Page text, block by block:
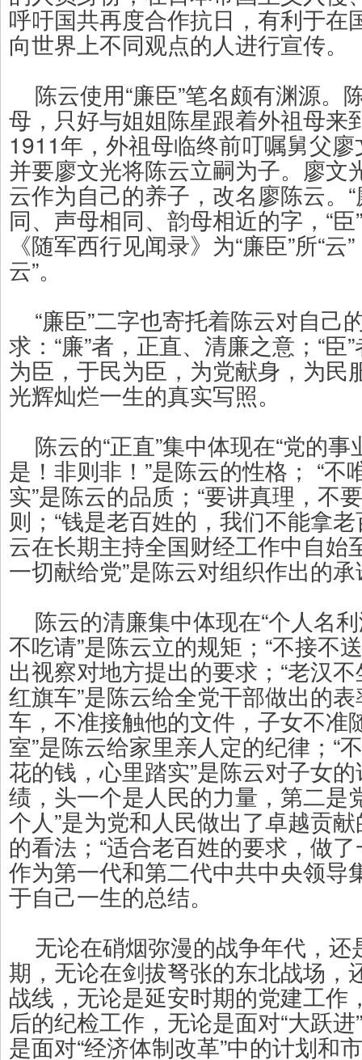
呼吁国共再度合作抗日，有利于在
向世界上不同观点的人进行宣传。
陈云使用“廉臣”笔名颇有渊源。
母，只好与姐姐陈星跟着外祖母来
1911年，外祖母临终前叮嘱舅父
并要廖文光将陈云立嗣为子。廖文
云作为自己的养子，改名廖陈云。“
同、声母相同、韵母相近的字，“臣
《随军西行见闻录》为“廉臣”所“
云”。
“廉臣”二字也寄托着陈云对自己
求：“廉”者，正直、清廉之意；“臣
为臣，于民为臣，为党献身，为民
光辉灿烂一生的真实写照。
陈云的“正直”集中体现在“党的事
是！非则非！”是陈云的性格； “不
实”是陈云的品质；“要讲真理，不
则；“钱是老百姓的，我们不能拿
云在长期主持全国财经工作中自始
一切献给党”是陈云对组织作出的
陈云的清廉集中体现在“个人名
不吃请”是陈云立的规矩；“不接不
出视察对地方提出的要求；“老汉
红旗车”是陈云给全党干部做出的
车，不准接触他的文件，子女不准
室”是陈云给家里亲人定的纪律；“
花的钱，心里踏实”是陈云对子女
绩，头一个是人民的力量，第二是
个人”是为党和人民做出了卓越贡
的看法；“适合老百姓的要求，做
作为第一代和第二代中共中央领导
于自己一生的总结。
无论在硝烟弥漫的战争年代，
期，无论在剑拔弩张的东北战场，
战线，无论是延安时期的党建工作
后的纪检工作，无论是面对“大跃
是面对“经济体制改革”中的计划和